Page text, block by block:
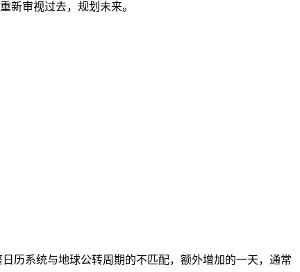
新审视过去，规划未来。
历系统与地球公转周期的不匹配，额外增加的一天，通常